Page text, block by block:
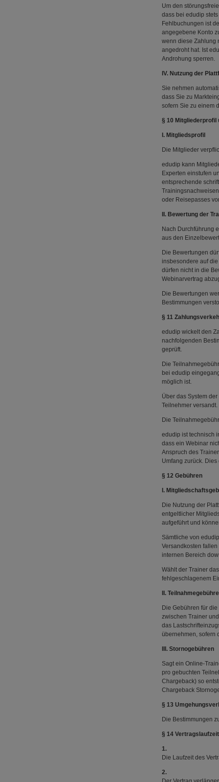
Um den
dass bei edudip
Fehlbuchungen ist
angegebene Konto
wenn diese Zahlung
angedroht hat. Ist
Androhung sperren.
IV. Nutzung der
Sie nehmen
dass Sie zu
sofern Sie zu einem
§ 10 Mitgliederprofil
I. Mitgliedsprofil
Die Mitglieder
edudip kann
Experten einstufen
entsprechende
oder Reisepasses
II. Bewertung der
Nach Durchführung
aus den
Die Bewertungen
insbesondere auf
dürfen nicht in die
Webinarvertrag
Die Bewertungen
Bestimmungen
§ 11
edudip wickelt den
nachfolgenden
geprüft.
Die
bei edudip
möglich ist.
Über das System
Teilnehmer
Die
edudip ist technisch
dass ein Webinar
Anspruch des
Umfang zurück.
§ 12 Gebühren
I.
Die Nutzung der
entgeltlicher
aufgeführt und
Sämtliche von
Versandkosten
internen Bereich
Wählt der Trainer
fehlgeschlagenem
II.
Die Gebühren für
zwischen Trainer
das
übernehmen, sofern
III. Stornogebühren
Sagt ein Online-
pro gebuchten
Chargeback) so
Chargeback
§ 13
Die Bestimmungen
§ 14
1.
Die Laufzeit des
2.